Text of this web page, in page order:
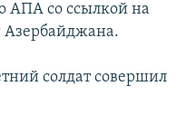
АПА со ссылкой на
солдат совершил